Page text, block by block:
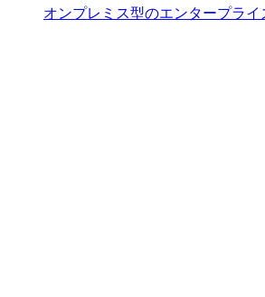
オンプレミス型のエンタープライ